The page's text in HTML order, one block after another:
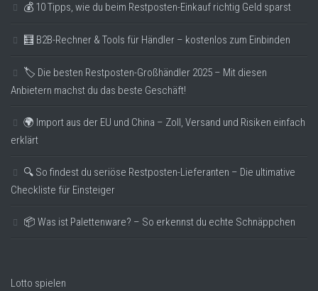
💰 10 Tipps, wie du beim Restposten-Einkauf richtig Geld sparst
🧮 B2B-Rechner & Tools für Händler – kostenlos zum Einbinden
🏷️ Die besten Restposten-Großhändler 2025 – Mit diesen
Anbietern machst du das beste Geschäft!
🌍 Import aus der EU und China – Zoll, Versand und Risiken einfach
erklärt
🔍 So findest du seriöse Restposten-Lieferanten – Die ultimative
Checkliste für Einsteiger
📦 Was ist Palettenware? – So erkennst du echte Schnäppchen
Lotto spielen